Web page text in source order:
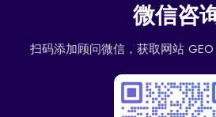
微信咨
扫码添加顾问微信，获取网站